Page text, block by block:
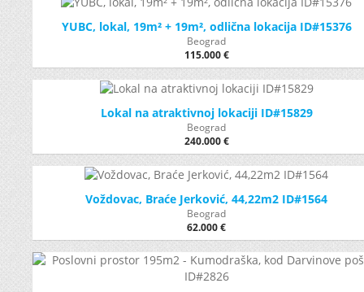
YUBC, lokal, 19m² + 19m², odlična lokacija ID#15376
Beograd
115.000 €
Lokal na atraktivnoj lokaciji ID#15829
Beograd
240.000 €
Voždovac, Braće Jerković, 44,22m2 ID#1564
Beograd
62.000 €